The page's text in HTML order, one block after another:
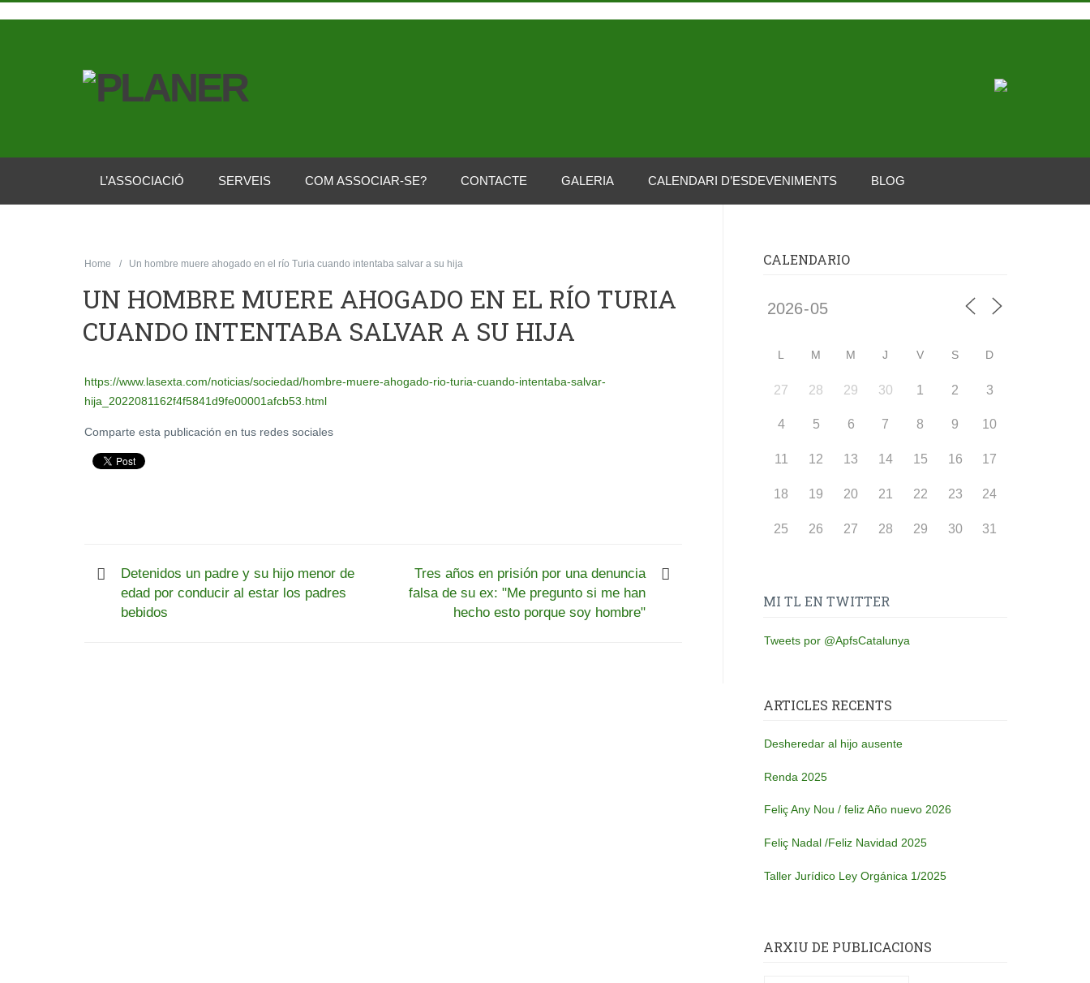
L’ASSOCIACIÓ SERVEIS COM ASSOCIAR-SE? CONTACTE GALERIA CALENDARI D’ESDEVENIMENTS BLOG
Home Un hombre muere ahogado en el río Turia cuando intentaba salvar a su hija
UN HOMBRE MUERE AHOGADO EN EL RÍO TURIA
CUANDO INTENTABA SALVAR A SU HIJA
https://www.lasexta.com/noticias/sociedad/hombre-muere-ahogado-rio-turia-cuando-intentaba-salvar-
hija_2022081162f4f5841d9fe00001afcb53.html
Comparte esta publicación en tus redes sociales
Detenidos un padre y su hijo menor de
edad por conducir al estar los padres
bebidos
Tres años en prisión por una denuncia
falsa de su ex: "Me pregunto si me han
hecho esto porque soy hombre"
CALENDARIO
L M M J V S D
27 28 29 30 1 2 3
4 5 6 7 8 9 10
11 12 13 14 15 16 17
18 19 20 21 22 23 24
25 26 27 28 29 30 31
MI TL EN TWITTER
Tweets por @ApfsCatalunya
ARTICLES RECENTS
Desheredar al hijo ausente
Renda 2025
Feliç Any Nou / feliz Año nuevo 2026
Feliç Nadal /Feliz Navidad 2025
Taller Jurídico Ley Orgánica 1/2025
ARXIU DE PUBLICACIONS